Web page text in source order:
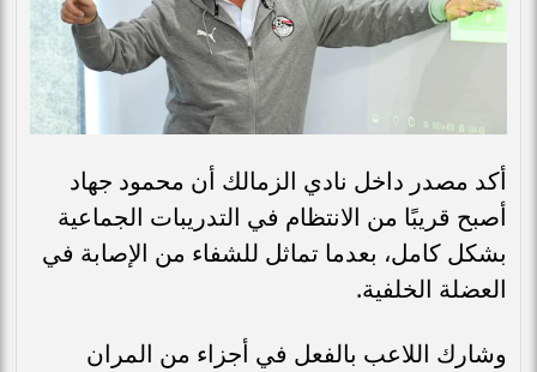
أكد مصدر داخل نادي الزمالك أن محمود جهاد
أصبح قريبًا من الانتظام في التدريبات الجماعية
بشكل كامل، بعدما تماثل للشفاء من الإصابة في
العضلة الخلفية.
وشارك اللاعب بالفعل في أجزاء من المران